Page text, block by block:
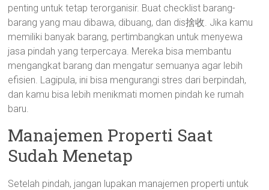
penting untuk tetap terorganisir. Buat checklist barang-
barang yang mau dibawa, dibuang, dan dis捨收. Jika kamu
memiliki banyak barang, pertimbangkan untuk menyewa
jasa pindah yang terpercaya. Mereka bisa membantu
mengangkat barang dan mengatur semuanya agar lebih
efisien. Lagipula, ini bisa mengurangi stres dari berpindah,
dan kamu bisa lebih menikmati momen pindah ke rumah
baru.
Manajemen Properti Saat
Sudah Menetap
Setelah pindah, jangan lupakan manajemen properti untuk